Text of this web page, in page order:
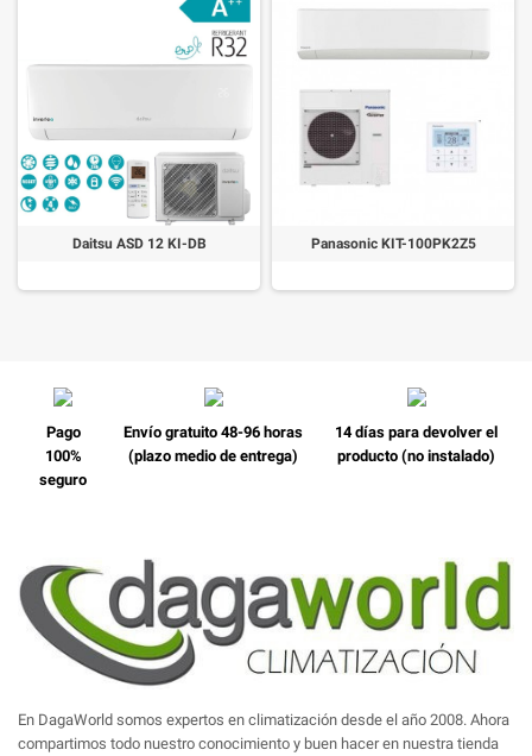
Daitsu ASD 12 KI-DB Panasonic KIT-100PK2Z5
Pago
100%
seguro
Envío gratuito 48-96 horas
(plazo medio de entrega)
14 días para devolver el
producto (no instalado)
En DagaWorld somos expertos en climatización desde el año 2008. Ahora
compartimos todo nuestro conocimiento y buen hacer en nuestra tienda